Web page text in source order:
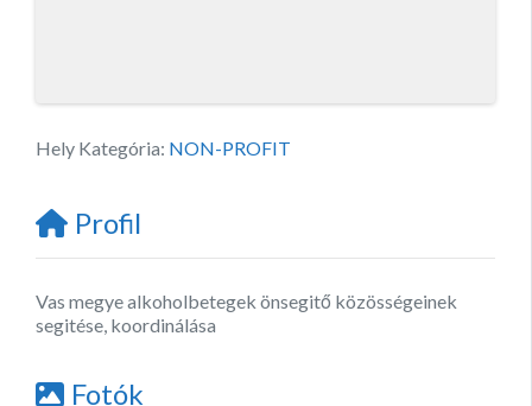
Hely Kategória: NON-PROFIT
Profil
Vas megye alkoholbetegek önsegitő közösségeinek
segitése, koordinálása
Fotók